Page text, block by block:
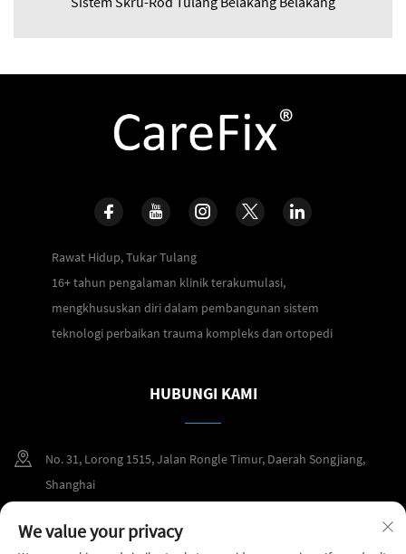
Rawat Hidup, Tukar Tulang
16+ tahun pengalaman klinik terakumulasi,
mengkhususkan diri dalam pembangunan sistem
teknologi perbaikan trauma kompleks dan ortopedi
HUBUNGI KAMI
No. 31, Lorong 1515, Jalan Rongle Timur, Daerah Songjiang,
Shanghai
+86 400 098 2859
We value your privacy